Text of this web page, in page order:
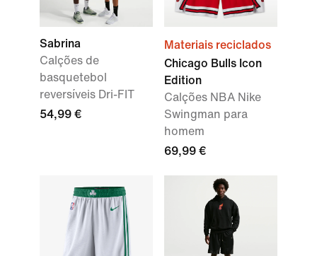
Sabrina
Calções de
basquetebol
reversíveis Dri-FIT
54,99 €
Materiais reciclados
Chicago Bulls Icon
Edition
Calções NBA Nike
Swingman para
homem
69,99 €